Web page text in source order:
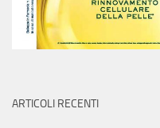
ARTICOLI RECENTI